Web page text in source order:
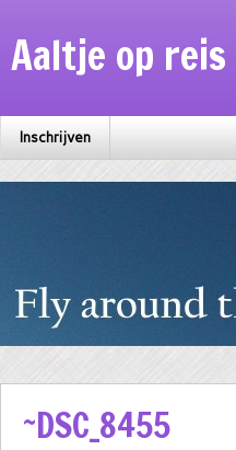
Aaltje op reis
Inschrijven
~DSC_8455